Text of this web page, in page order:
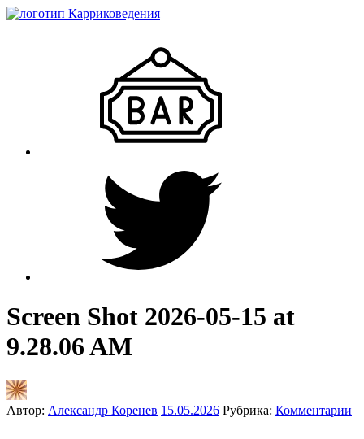
Screen Shot 2026-05-15 at
9.28.06 AM
Автор: Александр Коренев 15.05.2026 Рубрика: Комментарии